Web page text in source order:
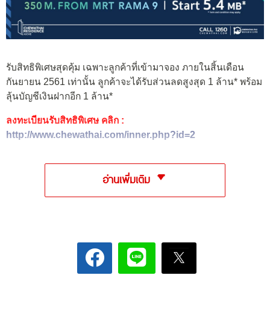
รับสิทธิพิเศษสุดคุ้ม เฉพาะลูกค้าที่เข้ามาจอง ภายในสิ้นเดือน
กันยายน 2561 เท่านั้น ลูกค้าจะได้รับส่วนลดสูงสุด 1 ล้าน* พร้อม
ลุ้นบัญชีเงินฝากอีก 1 ล้าน*
ลงทะเบียนรับสิทธิพิเศษ คลิก :
http://www.chewathai.com/inner.php?id=2
อ่านเพิ่มเติม